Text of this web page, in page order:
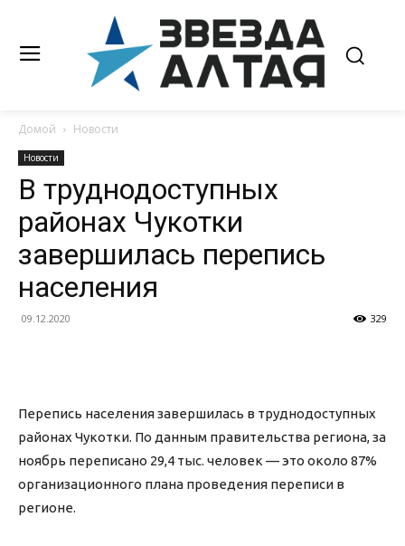
Домой Новости
Новости
В труднодоступных
районах Чукотки
завершилась перепись
населения
09.12.2020 329
Перепись населения завершилась в труднодоступных
районах Чукотки. По данным правительства региона, за
ноябрь переписано 29,4 тыс. человек — это около 87%
организационного плана проведения переписи в
регионе.